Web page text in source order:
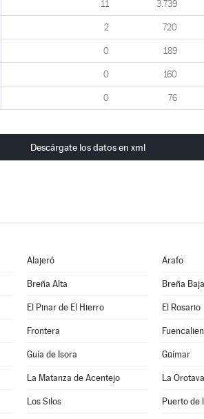
11 3.739
2 720
0 189
0 160
0 76
Descárgate los datos en xml
Alajeró Arafo
Breña Alta Breña Baja
El Pinar de El Hierro El Rosario
Frontera
Guía de Isora Güímar
La Matanza de Acentejo La Orotava
Los Silos Puerto de